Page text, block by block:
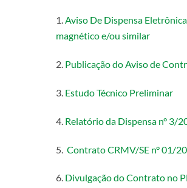
1.Aviso De Dispensa
magnético e/ou similar
2. Publicação do Aviso de
3. Estudo Técnico Preliminar
4. Relatório da Dispensa n° 3/
5. Contrato CRMV/SE n° 01/
6. Divulgação do Contrato no